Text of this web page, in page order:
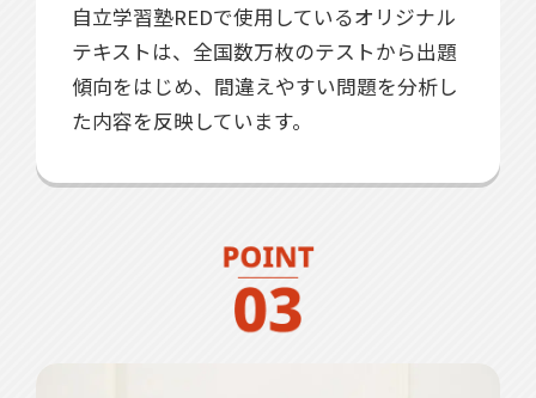
自立学習塾REDで使用しているオリジナル
テキストは、全国数万枚のテストから出題
傾向をはじめ、間違えやすい問題を分析し
た内容を反映しています。